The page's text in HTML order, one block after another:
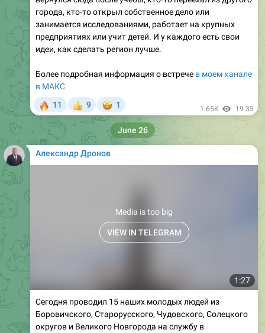
предприятиях или учит детей. И у каждого есть свои
идеи, как сделать регион лучше.
Более подробная информация о встрече
11 9
🤩
1
Александр Дронов
VIEW IN TELEGRAM
Боровичского, Старорусского, Чудовского, Солецкого
округов и Великого Новгорода на службу в
Президентский полк. Для любого призывника это
большая честь и серьёзная ответственность.
June 26